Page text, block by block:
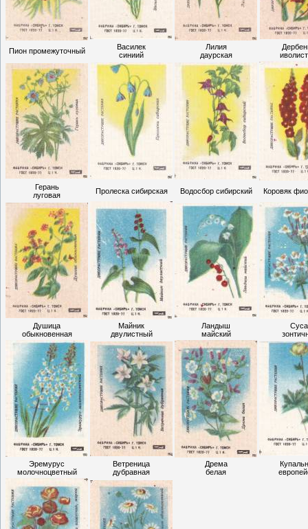
Пион промежуточный
Василек
синиий
Лилия
даурская
Герань
луговая
Пролеска сибирская Водосбор сибирский Коровяк
Душица
обыкновенная
Майник
двулистный
Ландыш
майский
Эремурус
молочноцветный
Ветреница
дубравная
Дрема
белая